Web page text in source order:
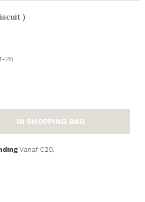
)
28
IN SHOPPING BAG
Vanaf €20,-